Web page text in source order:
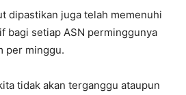
dipastikan juga telah memenuhi
bagi setiap ASN perminggunya
per minggu.
tidak akan terganggu ataupun